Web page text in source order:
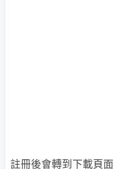
註冊後會轉到下載頁